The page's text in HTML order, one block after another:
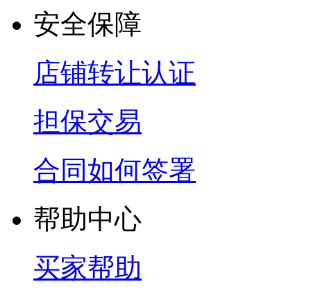
安全保障
店铺转让认证
担保交易
合同如何签署
帮助中心
买家帮助